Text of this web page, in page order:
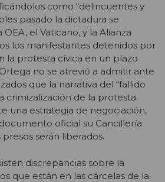
como “delincuentes y
pasado la dictadura se
el Vaticano, y la Alianza
los manifestantes detenidos por
la protesta cívica en un plazo
no se atrevió a admitir ante
que la narrativa del “fallido
crimizalización de la protesta
una estrategia de negociación,
oficial su Cancillería
serán liberados.
discrepancias sobre la
que están en las cárcelas de la